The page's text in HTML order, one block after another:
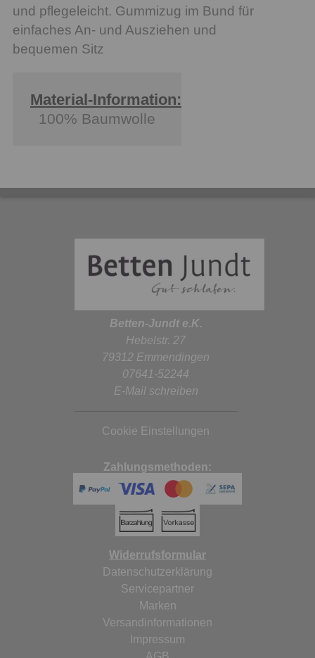
und pflegeleicht. Gummizug im Bund für
einfaches An- und Ausziehen und
bequemen Sitz
Material-Information:
100% Baumwolle
Betten-Jundt e.K.
Hebelstr. 27
79312 Emmendingen
07641-52244
E-Mail schreiben
Cookie Einstellungen
Zahlungsmethoden:
Widerrufsformular
Datenschutzerklärung
Servicepartner
Marken
Versandinformationen
Impressum